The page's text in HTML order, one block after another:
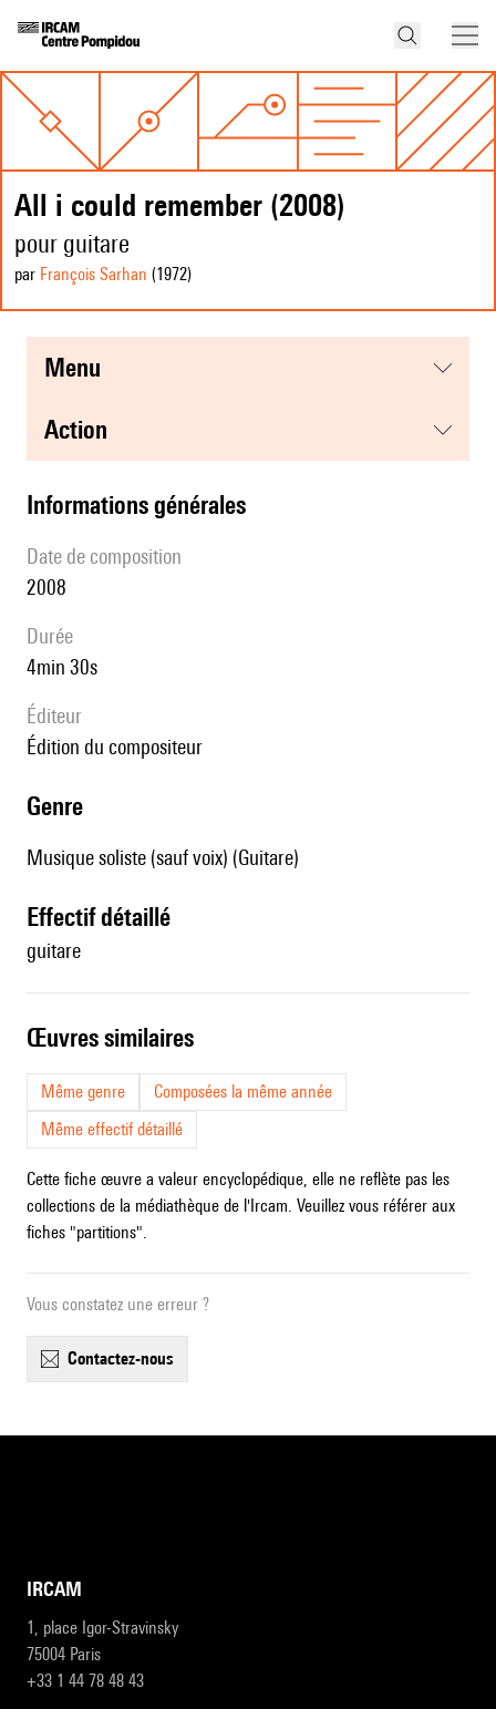
All i could remember (2008)
pour guitare
par François Sarhan (1972)
menu
action
informations générales
date de composition
2008
durée
4min 30s
éditeur
édition du compositeur
genre
Musique soliste (sauf voix) (Guitare)
effectif détaillé
guitare
œuvres similaires
Même genre
Composées la même année
Même effectif détaillé
Cette fiche œuvre a valeur encyclopédique, elle ne reflète pas les
collections de la médiathèque de l'Ircam. Veuillez vous référer aux
fiches "partitions".
Vous constatez une erreur ?
contactez-nous
IRCAM
1, place Igor-Stravinsky
75004 Paris
+33 1 44 78 48 43